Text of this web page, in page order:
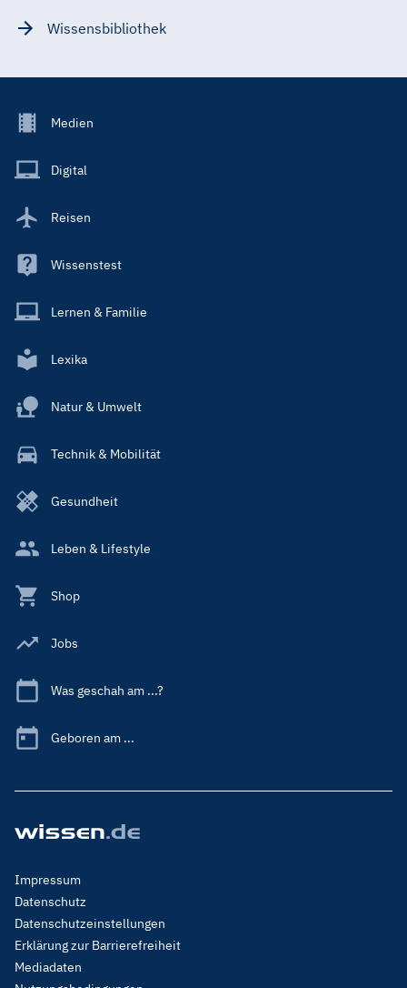
Wissensbibliothek
Footer
Main
Medien
Digital
Reisen
Wissenstest
Lernen & Familie
Lexika
Natur & Umwelt
Technik & Mobilität
Gesundheit
Leben & Lifestyle
Shop
Jobs
Was geschah am ...?
Geboren am ...
Footer
Menu
Legal
Impressum
Datenschutz
Datenschutzeinstellungen
Erklärung zur Barrierefreiheit
Mediadaten